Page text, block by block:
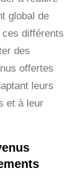
global de
différents
des
offertes
leurs
et à leur